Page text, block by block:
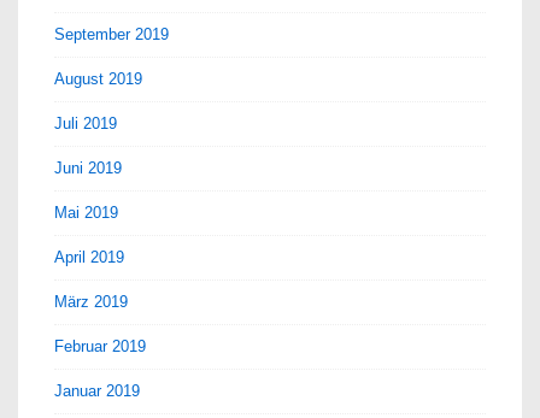
September 2019
August 2019
Juli 2019
Juni 2019
Mai 2019
April 2019
März 2019
Februar 2019
Januar 2019